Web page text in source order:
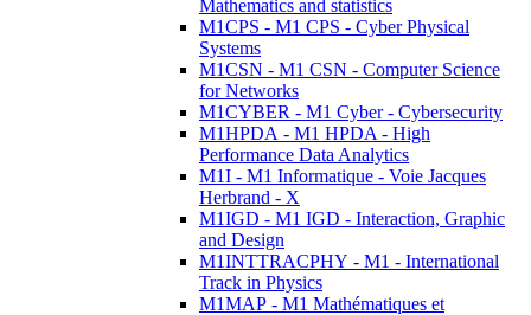
Mathematics and statistics
M1CPS - M1 CPS - Cyber Physical
Systems
M1CSN - M1 CSN - Computer Science
for Networks
M1CYBER - M1 Cyber - Cybersecurity
M1HPDA - M1 HPDA - High
Performance Data Analytics
M1I - M1 Informatique - Voie Jacques
Herbrand - X
M1IGD - M1 IGD - Interaction, Graphic
and Design
M1INTTRACPHY - M1 - International
Track in Physics
M1MAP - M1 Mathématiques et